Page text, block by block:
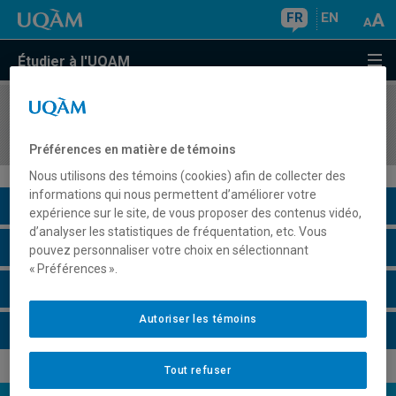
FR EN
Étudier à l'UQAM
COURS//
Description du cours
Horaire - Été 2026
Préférences en matière de témoins
Nous utilisons des témoins (cookies) afin de collecter des
informations qui nous permettent d’améliorer votre
expérience sur le site, de vous proposer des contenus vidéo,
d’analyser les statistiques de fréquentation, etc. Vous
pouvez personnaliser votre choix en sélectionnant
« Préférences ».
Tout refuser
Autoriser les témoins